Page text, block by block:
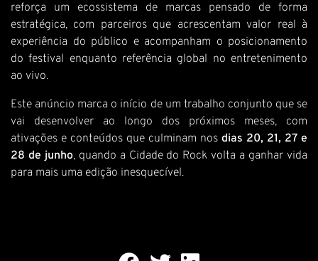
reforça um ecossistema de marcas pensado de forma
estratégica, com parceiros que acrescentam valor real à
experiência do público e acompanham o posicionamento
do festival enquanto referência global no entretenimento
ao vivo.
Este anúncio marca o início de um trabalho conjunto que se
vai desenvolver ao longo dos próximos meses, com
ativações e conteúdos que culminam nos dias 20, 21, 27 e
28 de junho, quando a Cidade do Rock volta a ganhar vida
para mais uma edição inesquecível.